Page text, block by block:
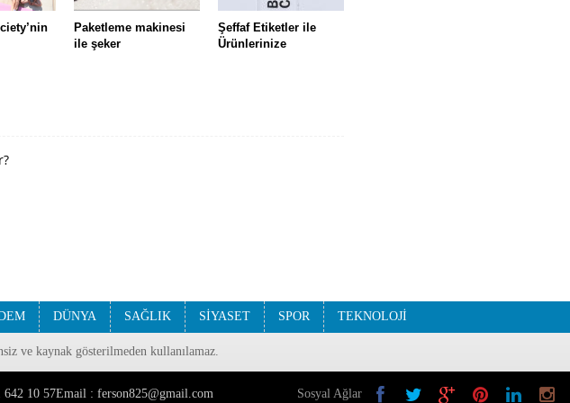
Paketleme makinesi
ile şeker
Şeffaf Etiketler ile
Ürünlerinize
DÜNYA SAĞLIK SİYASET SPOR TEKNOLOJİ
ve kaynak gösterilmeden kullanılamaz.
642 10 57Email : ferson825@gmail.com Sosyal Ağlar